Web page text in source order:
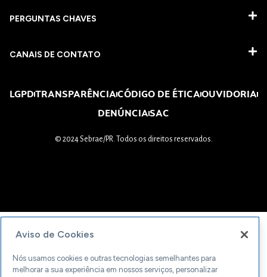
PERGUNTAS CHAVES​
CANAIS DE CONTATO
LGPDTRANSPARÊNCIACÓDIGO DE ÉTICAOUVIDORIA
DENÚNCIASAC
© 2024 Sebrae/PR. Todos os direitos reservados.
Aviso de Cookies
Nós usamos cookies e outras tecnologias semelhantes para
melhorar a sua experiência em nossos serviços, personalizar